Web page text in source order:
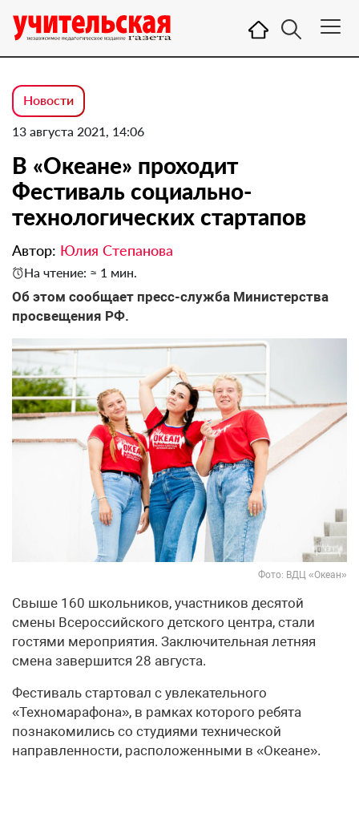
Новости
13 августа 2021, 14:06
В «Океане» проходит
Фестиваль социально-
технологических стартапов
Автор: Юлия Степанова
На чтение: ≈ 1 мин.
Об этом сообщает пресс-служба Министерства
просвещения РФ.
Фото: ВДЦ «Океан»
Свыше 160 школьников, участников десятой
смены Всероссийского детского центра, стали
гостями мероприятия. Заключительная летняя
смена завершится 28 августа.
Фестиваль стартовал с увлекательного
«Техномарафона», в рамках которого ребята
познакомились со студиями технической
направленности, расположенными в «Океане».